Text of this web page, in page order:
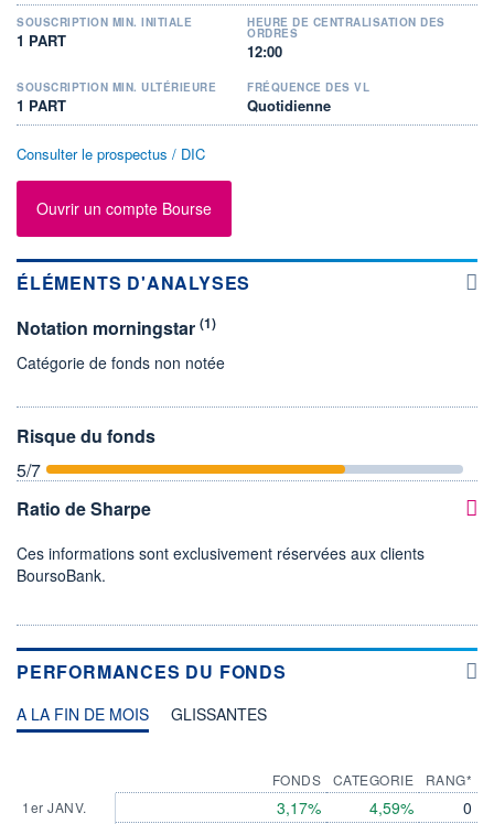
SOUSCRIPTION MIN. INITIALE
1 PART
HEURE DE CENTRALISATION DES
ORDRES
12:00
SOUSCRIPTION MIN. ULTÉRIEURE
1 PART
FRÉQUENCE DES VL
Quotidienne
Consulter le prospectus / DIC
Ouvrir un compte Bourse
ÉLÉMENTS D'ANALYSES
Notation morningstar (1)
Catégorie de fonds non notée
Risque du fonds
5/7
Ratio de Sharpe
Ces informations sont exclusivement réservées aux clients
BoursoBank.
PERFORMANCES DU FONDS
A LA FIN DE MOIS GLISSANTES
1er JANV.
FONDS
3,17%
CATEGORIE
4,59%
RANG*
0